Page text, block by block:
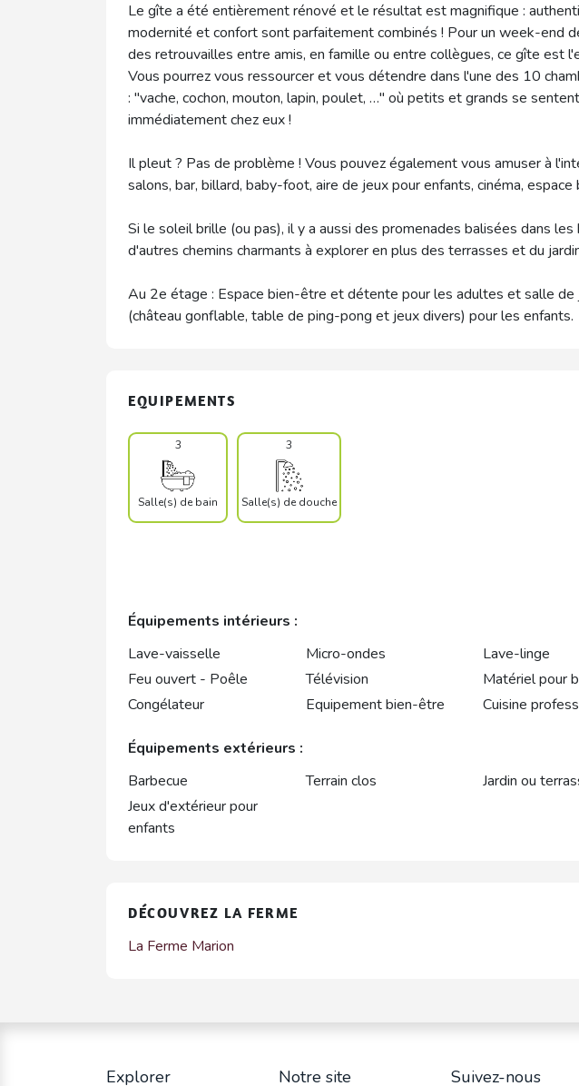
Le gîte a été entièrement rénové et le résultat est magnifique :
modernité et confort sont parfaitement combinés ! Pour un week-end
des retrouvailles entre amis, en famille ou entre collègues, ce gîte est
Vous pourrez vous ressourcer et vous détendre dans l'une des 10
: "vache, cochon, mouton, lapin, poulet, …" où petits et grands se sentent
immédiatement chez eux !
Il pleut ? Pas de problème ! Vous pouvez également vous amuser à
salons, bar, billard, baby-foot, aire de jeux pour enfants, cinéma,
Si le soleil brille (ou pas), il y a aussi des promenades balisées dans
d'autres chemins charmants à explorer en plus des terrasses et du
Au 2e étage : Espace bien-être et détente pour les adultes et salle de
(château gonflable, table de ping-pong et jeux divers) pour les enfants.
EQUIPEMENTS
3
Salle(s) de bain
3
Salle(s) de douche
Équipements intérieurs :
Lave-vaisselle
Micro-ondes
Lave-linge
Feu ouvert - Poêle
Télévision
Matériel pour
Congélateur
Equipement bien-être Cuisine
Équipements extérieurs :
Barbecue
Terrain clos
Jardin ou
Jeux d'extérieur pour
enfants
DÉCOUVREZ LA FERME
La Ferme Marion
Explorer Notre site Suivez-nous